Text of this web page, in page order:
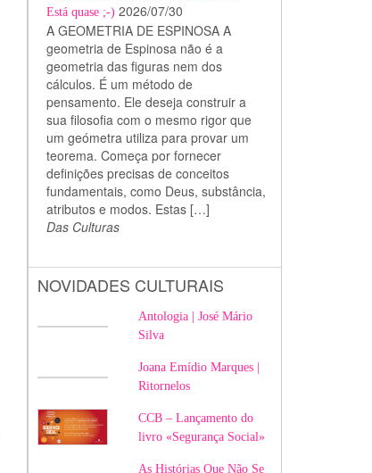
Está quase ;-) 2026/07/30
A GEOMETRIA DE ESPINOSA A
geometria de Espinosa não é a
geometria das figuras nem dos
cálculos. É um método de
pensamento. Ele deseja construir a
sua filosofia com o mesmo rigor que
um geómetra utiliza para provar um
teorema. Começa por fornecer
definições precisas de conceitos
fundamentais, como Deus, substância,
atributos e modos. Estas […]
Das Culturas
NOVIDADES CULTURAIS
Antologia | José Mário
Silva
Joana Emídio Marques |
Ritornelos
CCB – Lançamento do
livro «Segurança Social»
As Histórias Que Não Se